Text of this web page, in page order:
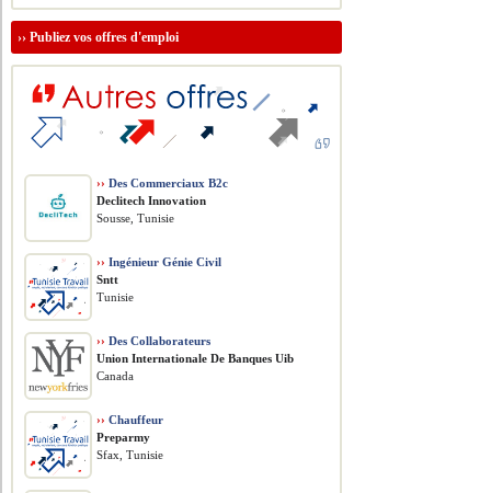
››Publiez vos offres d'emploi
›› Des Commerciaux B2c
Declitech Innovation
Sousse, Tunisie
›› Ingénieur Génie Civil
Sntt
Tunisie
›› Des Collaborateurs
Union Internationale De Banques Uib
Canada
›› Chauffeur
Preparmy
Sfax, Tunisie